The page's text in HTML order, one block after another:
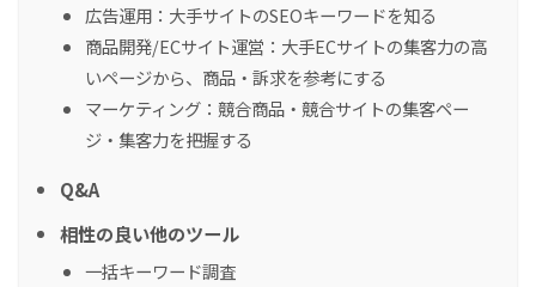
広告運用：大手サイトのSEOキーワードを知る
商品開発/ECサイト運営：大手ECサイトの集客力の高
いページから、商品・訴求を参考にする
マーケティング：競合商品・競合サイトの集客ペー
ジ・集客力を把握する
Q&A
相性の良い他のツール
一括キーワード調査